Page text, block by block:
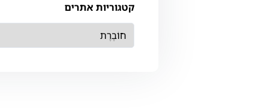
קטגוריות אתרים